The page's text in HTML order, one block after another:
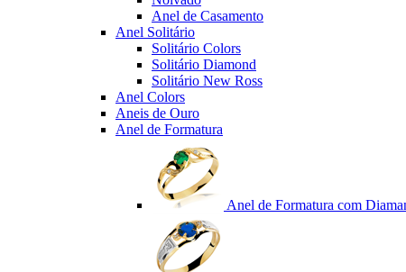
Anel de Casamento
Anel Solitário
Solitário Colors
Solitário Diamond
Solitário New Ross
Anel Colors
Aneis de Ouro
Anel de Formatura
Anel de Formatura com